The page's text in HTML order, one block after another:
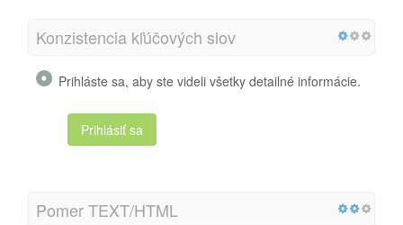
Konzistencia kľúčových slov
Prihláste sa, aby ste videli všetky detailné informácie.
Prihlásiť sa
Pomer TEXT/HTML